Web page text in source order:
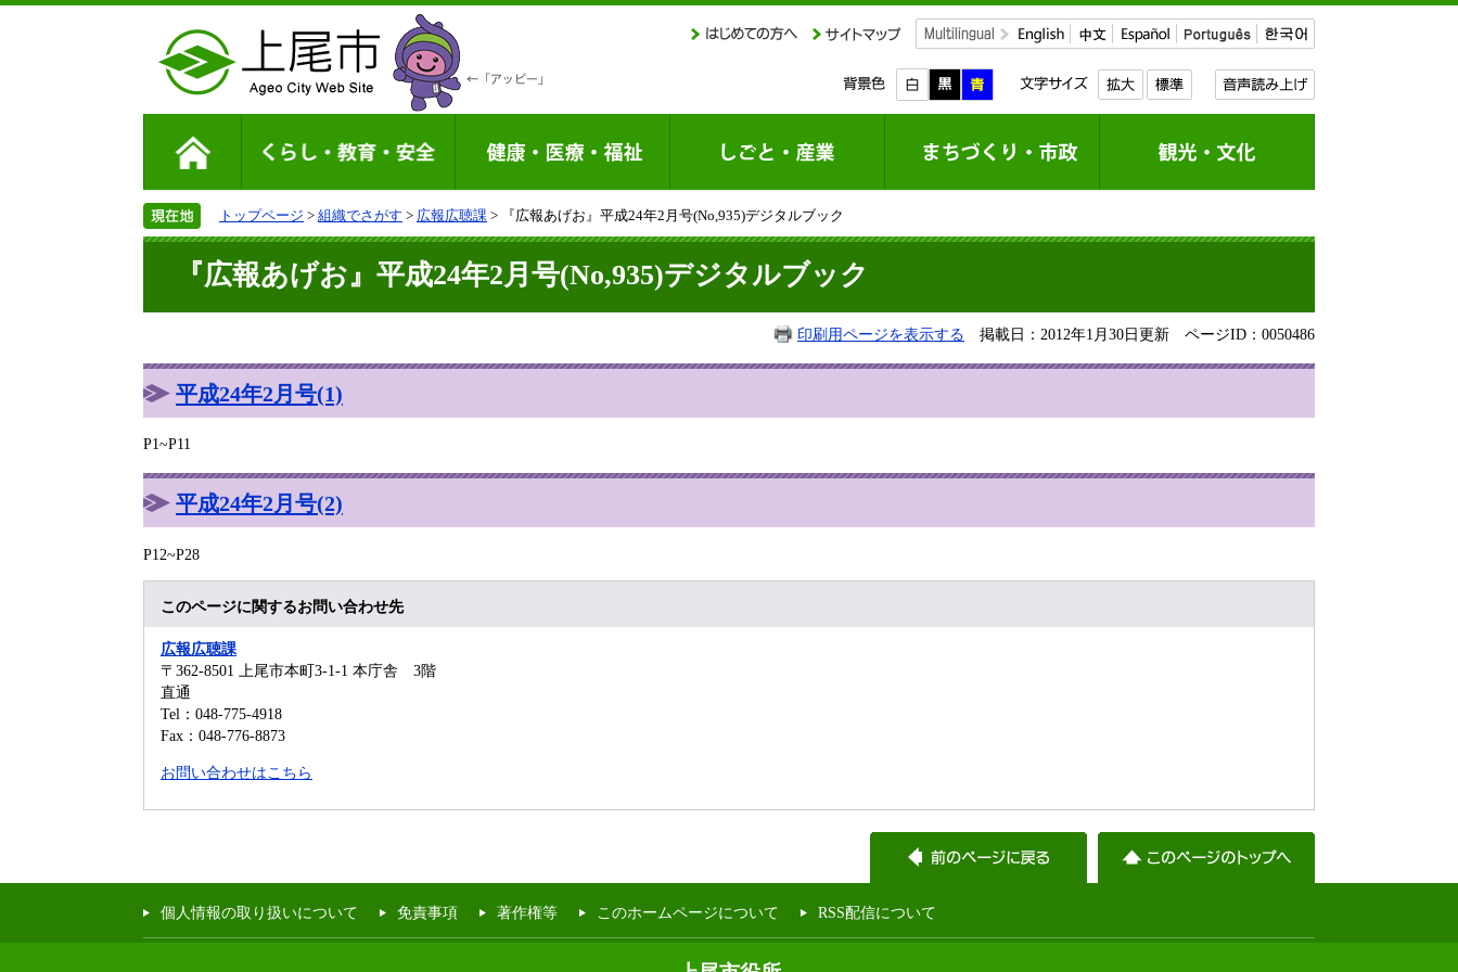
トップページ > 組織でさがす > 広報広聴課 > 『広報あげお』平成24年2月号(No,935)デジタルブック
『広報あげお』平成24年2月号(No,935)デジタルブック
印刷用ページを表示する 掲載日：2012年1月30日更新 ページID：0050486
平成24年2月号(1)
P1~P11
平成24年2月号(2)
P12~P28
このページに関するお問い合わせ先
広報広聴課
〒362-8501
上尾市本町3-1-1 本庁舎 3階
直通
Tel：048-775-4918
Fax：048-776-8873
お問い合わせはこちら
個人情報の取り扱いについて 免責事項 著作権等 このホームページについて RSS配信について